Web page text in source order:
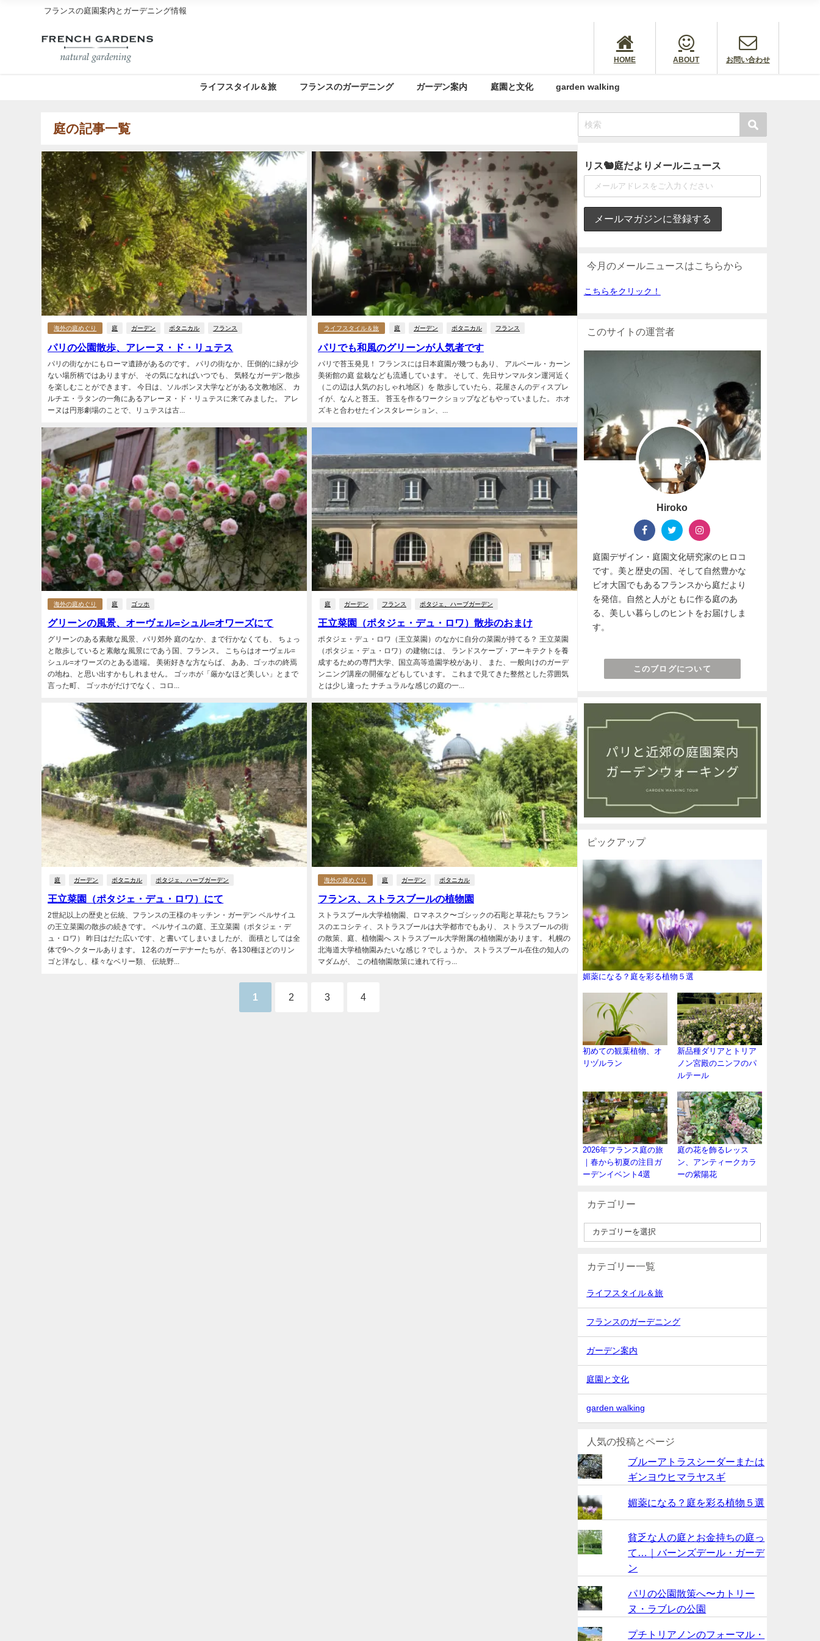
フランスの庭園案内とガーデニング情報
HOME ABOUT お問い合わせ
ライフスタイル＆旅 フランスのガーデニング ガーデン案内 庭園と文化 garden walking
庭の記事一覧
海外の庭めぐり 庭 ガーデン ボタニカル フランス
パリの公園散歩、アレーヌ・ド・リュテス
パリの街なかにもローマ遺跡があるのです。 パリの街なか、圧倒的に緑が少
ない場所柄ではありますが、 その気になればいつでも、 気軽なガーデン散歩
を楽しむことができます。 今日は、ソルボンヌ大学などがある文教地区、 カ
ルチエ・ラタンの一角にあるアレーヌ・ド・リュテスに来てみました。 アレ
ーヌは円形劇場のことで、リュテスは古...
ライフスタイル＆旅 庭 ガーデン ボタニカル フランス
パリでも和風のグリーンが人気者です
パリで苔玉発見！ フランスには日本庭園が幾つもあり、 アルベール・カーン
美術館の庭 盆栽なども流通しています。 そして、先日サンマルタン運河近く
（この辺は人気のおしゃれ地区）を 散歩していたら、花屋さんのディスプレ
イが、なんと苔玉。 苔玉を作るワークショップなどもやっていました。 ホオ
ズキと合わせたインスタレーション、...
海外の庭めぐり 庭 ゴッホ
グリーンの風景、オーヴェル=シュル=オワーズにて
グリーンのある素敵な風景、パリ郊外 庭のなか、まで行かなくても、 ちょっ
と散歩していると素敵な風景にであう国、フランス。 こちらはオーヴェル=
シュル=オワーズのとある道端。 美術好きな方ならば、 ああ、ゴッホの終焉
の地ね、と思い出すかもしれません。 ゴッホが「厳かなほど美しい」とまで
言った町、 ゴッホがだけでなく、コロ...
庭 ガーデン フランス ポタジェ、ハーブガーデン
王立菜園（ポタジェ・デュ・ロワ）散歩のおまけ
ポタジェ・デュ・ロワ（王立菜園）のなかに自分の菜園が持てる？ 王立菜園
（ポタジェ・デュ・ロワ）の建物には、 ランドスケープ・アーキテクトを養
成するための専門大学、国立高等造園学校があり、 また、一般向けのガーデ
ンニング講座の開催などもしています。 これまで見てきた整然とした雰囲気
とは少し違った ナチュラルな感じの庭の一...
庭 ガーデン ボタニカル ポタジェ、ハーブガーデン
王立菜園（ポタジェ・デュ・ロワ）にて
2世紀以上の歴史と伝統、フランスの王様のキッチン・ガーデン ベルサイユ
の王立菜園の散歩の続きです。 ベルサイユの庭、王立菜園（ポタジェ・デ
ュ・ロワ） 昨日はだた広いです、と書いてしまいましたが、 面積としては全
体で9ヘクタールあります。 12名のガーデナーたちが、各130種ほどのリン
ゴと洋なし、様々なベリー類、 伝統野...
海外の庭めぐり 庭 ガーデン ボタニカル
フランス、ストラスブールの植物園
ストラスブール大学植物園、ロマネスク〜ゴシックの石彫と草花たち フラン
スのエコシティ、ストラスブールは大学都市でもあり、 ストラスブールの街
の散策、庭、植物園へ ストラスブール大学附属の植物園があります。 札幌の
北海道大学植物園みたいな感じ？でしょうか。 ストラスブール在住の知人の
マダムが、 この植物園散策に連れて行っ...
1 2 3 4
リス🐿庭だよりメールニュース
今月のメールニュースはこちらから
こちらをクリック！
このサイトの運営者
Hiroko
庭園デザイン・庭園文化研究家のヒロコ
です。美と歴史の国、そして自然豊かな
ビオ大国でもあるフランスから庭だより
を発信。自然と人がともに作る庭のあ
る、美しい暮らしのヒントをお届けしま
す。
このブログについて
ピックアップ
媚薬になる？庭を彩る植物５選
初めての観葉植物、オ
リヅルラン
新品種ダリアとトリア
ノン宮殿のニンフのパ
ルテール
2026年フランス庭の旅
｜春から初夏の注目ガ
ーデンイベント4選
庭の花を飾るレッス
ン、アンティークカラ
ーの紫陽花
カテゴリー
カテゴリー一覧
ライフスタイル＆旅
フランスのガーデニング
ガーデン案内
庭園と文化
garden walking
人気の投稿とページ
ブルーアトラスシーダーまたは
ギンヨウヒマラヤスギ
媚薬になる？庭を彩る植物５選
貧乏な人の庭とお金持ちの庭っ
て…｜バーンズデール・ガーデ
ン
パリの公園散策へ〜カトリー
ヌ・ラブレの公園
プチトリアノンのフォーマル・